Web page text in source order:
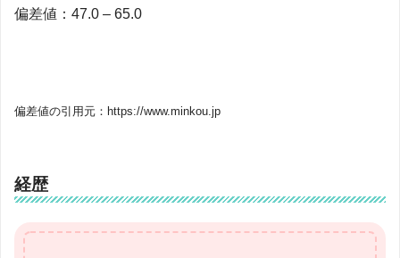
偏差値：47.0 – 65.0
偏差値の引用元：https://www.minkou.jp
経歴